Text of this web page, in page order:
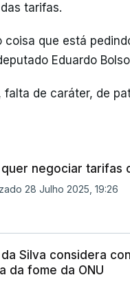
tarifas.
coisa que está
Eduardo
de caráter, de
quer negociar tarifas
28 Julho 2025, 19:26
da Silva considera
da fome da ONU